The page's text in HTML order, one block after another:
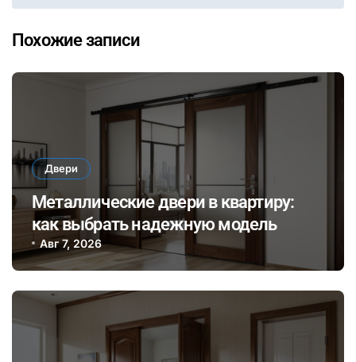
Похожие записи
Двери
Металлические двери в квартиру:
как выбрать надежную модель
Авг 7, 2026